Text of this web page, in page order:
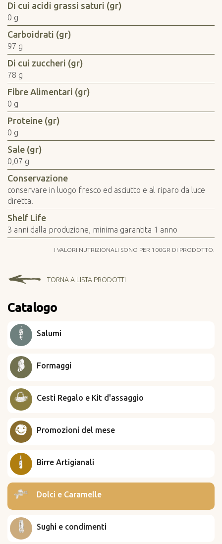
Di cui acidi grassi saturi (gr)
0 g
Carboidrati (gr)
97 g
Di cui zuccheri (gr)
78 g
Fibre Alimentari (gr)
0 g
Proteine (gr)
0 g
Sale (gr)
0,07 g
Conservazione
conservare in luogo fresco ed asciutto e al riparo da luce
diretta.
Shelf Life
3 anni dalla produzione, minima garantita 1 anno
I VALORI NUTRIZIONALI SONO PER 100GR DI PRODOTTO.
TORNA A LISTA PRODOTTI
Catalogo
Salumi
Formaggi
Cesti Regalo e Kit d'assaggio
Promozioni del mese
Birre Artigianali
Dolci e Caramelle
Sughi e condimenti